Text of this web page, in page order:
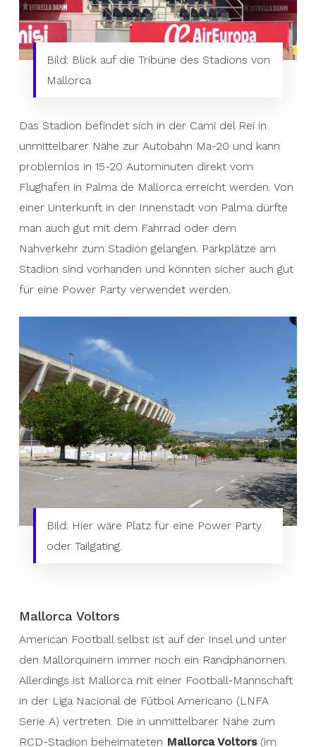
The stadium is located in the Cami del Rei in
close proximity to the Ma-20 motorway and can
be easily reached in 15-20 minutes by car directly
from the airport in Palma de Mallorca. If you stay
in downtown Palma, you should be able to get
to the stadium easily by bike or public transport.
Parking spaces at the stadium are available and
could certainly also be used for a power party.
Picture: There would be room for a power party or
Mallorca Voltors
phenomenon on the island and among the
Mallorquins. However, Mallorca has a football
team in the Liga Nacional de Fútbol Americano
(LNFA Serie A). The Mallorca Voltors, based in
Bild: Blick auf die Tribüne des Stadions von
Mallorca
Das Stadion befindet sich in der Cami del Rei in
unmittelbarer Nähe zur Autobahn Ma-20 und kann
problemlos in 15-20 Autominuten direkt vom
Flughafen in Palma de Mallorca erreicht werden. Von
einer Unterkunft in der Innenstadt von Palma dürfte
man auch gut mit dem Fahrrad oder dem
Nahverkehr zum Stadion gelangen. Parkplätze am
Stadion sind vorhanden und könnten sicher auch gut
für eine Power Party verwendet werden.
Bild: Hier wäre Platz für eine Power Party
oder Tailgating.
Mallorca Voltors
American Football selbst ist auf der Insel und unter
den Mallorquinern immer noch ein Randphänomen.
Allerdings ist Mallorca mit einer Football-Mannschaft
in der Liga Nacional de Fútbol Americano (LNFA
Serie A) vertreten. Die in unmittelbarer Nähe zum
RCD-Stadion beheimateten Mallorca Voltors(im